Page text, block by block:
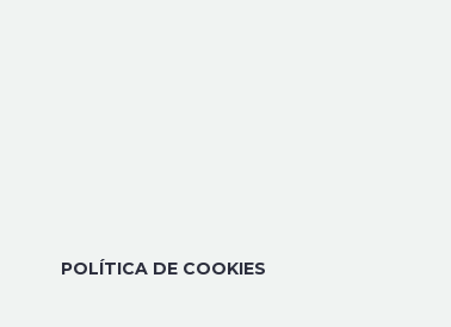
POLÍTICA DE COOKIES